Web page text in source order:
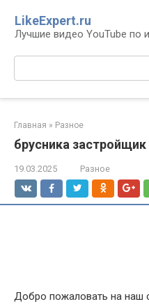
контенту
LikeExpert.ru
Лучшие видео YouTube по
Главная » Разное
брусника
19.03.2025 Разное
Добро пожаловать на наш